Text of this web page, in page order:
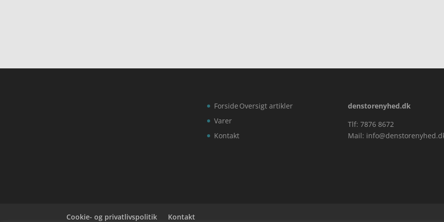
Forside
Varer
Kontakt
Oversigt artikler
denstorenyhed.dk
Tlf: 7876 8672
Mail:
Cookie- og privatlivspolitik Kontakt